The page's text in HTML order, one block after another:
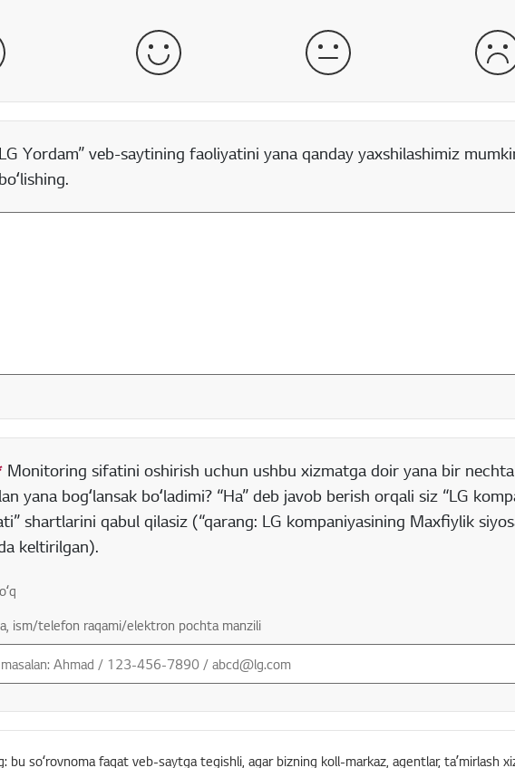
yaxshi qoniqarli
Yordam” veb-saytining faoliyatini yana qanday yaxshilashimiz
Toʻldirish shart boʻlgan maydon
Monitoring sifatini oshirish uchun ushbu xizmatga doir yana bir
yana bogʻlansak boʻladimi? “Ha” deb javob berish orqali siz “LG
shartlarini qabul qilasiz (“qarang: LG kompaniyasining Maxfiylik
keltirilgan).
ism/telefon raqami/elektron pochta manzili
bu soʻrovnoma faqat veb-saytga tegishli, agar bizning koll-markaz, agentlar, taʼmirlash